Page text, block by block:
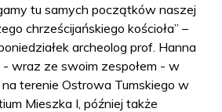
tu samych początków naszej
chrześcijańskiego kościoła” –
archeolog prof. Hanna
- wraz ze swoim zespołem - w
terenie Ostrowa Tumskiego w
Mieszka I, później także